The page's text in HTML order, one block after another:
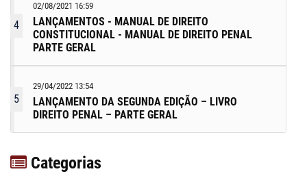
4
02/08/2021 16:59
LANÇAMENTOS - MANUAL DE DIREITO
CONSTITUCIONAL - MANUAL DE DIREITO PENAL
PARTE GERAL
5
29/04/2022 13:54
LANÇAMENTO DA SEGUNDA EDIÇÃO – LIVRO
DIREITO PENAL – PARTE GERAL
Categorias